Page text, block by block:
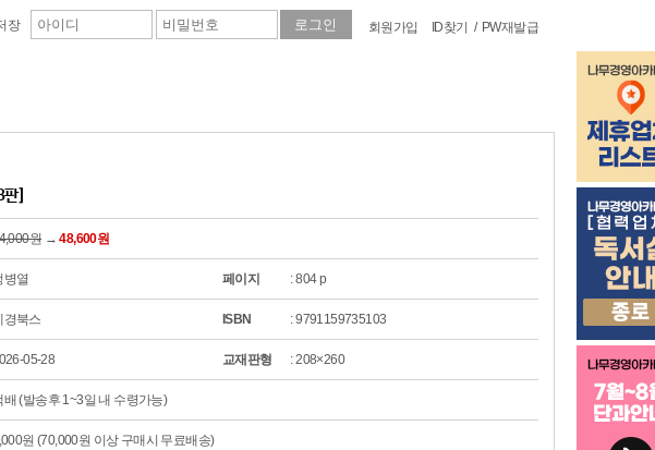
장 회원가입 ID찾기 / PW재발급
]
원 →48,600원
병열 페이지 : 804 p
경북스 ISBN : 9791159735103
05-28 교재판형 : 208×260
배 (발송후 1~3일 내 수령가능)
원 (70,000원 이상 구매시 무료배송)